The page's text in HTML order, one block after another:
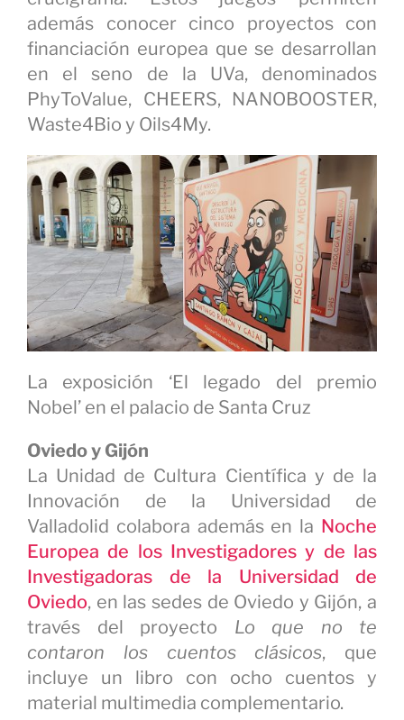
además conocer cinco proyectos con
financiación europea que se desarrollan
en el seno de la UVa, denominados
PhyToValue, CHEERS, NANOBOOSTER,
Waste4Bio y Oils4My.
La exposición ‘El legado del premio
Nobel’ en el palacio de Santa Cruz
Oviedo y Gijón
La Unidad de Cultura Científica y de la
Innovación de la Universidad de
Valladolid colabora además en la Noche
Europea de los Investigadores y de las
Investigadoras de la Universidad de
Oviedo, en las sedes de Oviedo y Gijón, a
través del proyecto Lo que no te
contaron los cuentos clásicos, que
incluye un libro con ocho cuentos y
material multimedia complementario.